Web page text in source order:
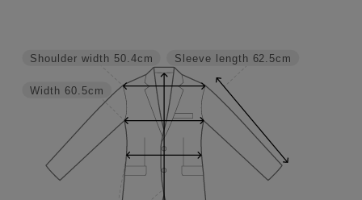
Sleeve length 62.5cm
Width 60.5cm
Shoulder width 50.4cm